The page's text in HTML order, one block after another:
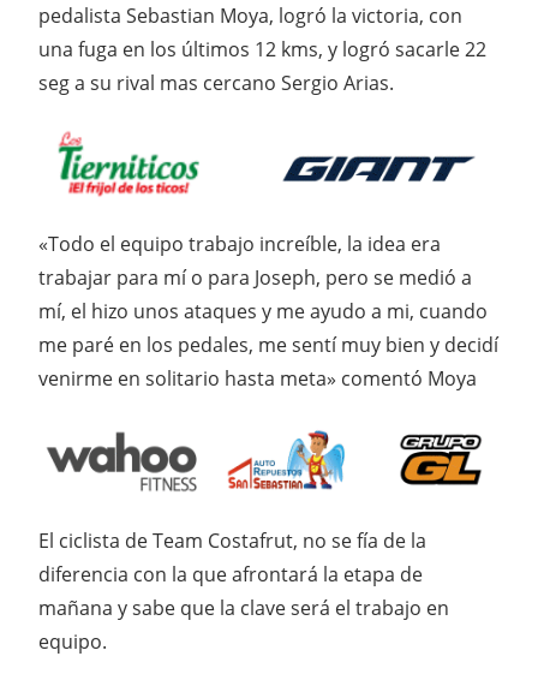
pedalista Sebastian Moya, logró la victoria, con
una fuga en los últimos 12 kms, y logró sacarle 22
seg a su rival mas cercano Sergio Arias.
«Todo el equipo trabajo increíble, la idea era
trabajar para mí o para Joseph, pero se medió a
mí, el hizo unos ataques y me ayudo a mi, cuando
me paré en los pedales, me sentí muy bien y decidí
venirme en solitario hasta meta» comentó Moya
El ciclista de Team Costafrut, no se fía de la
diferencia con la que afrontará la etapa de
mañana y sabe que la clave será el trabajo en
equipo.